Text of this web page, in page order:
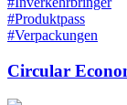
#Produktpass
#Verpackungen
Circular